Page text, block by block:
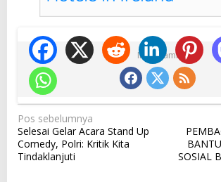
Ikuti Kami
N
a
v
Pos sebelumnya
Selesai Gelar Acara Stand Up
Comedy, Polri: Kritik Kita
Tindaklanjuti
SOSIAL